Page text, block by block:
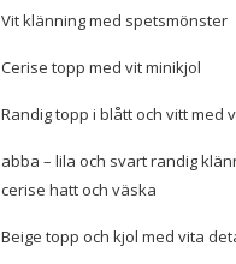
Vit klänning med spetsmönster
Cerise topp med vit minikjol
Randig topp i blått och vitt med
abba – lila och svart randig
cerise hatt och väska
Beige topp och kjol med vita